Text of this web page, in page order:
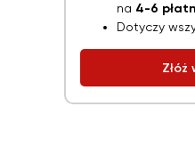
na 4-6
Dotyczy
Złóż